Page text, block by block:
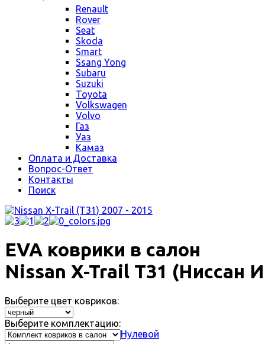
Renault
Rover
Seat
Skoda
Smart
Ssang Yong
Subaru
Suzuki
Toyota
Volkswagen
Volvo
Газ
Уаз
Камаз
Оплата и Доставка
Вопрос-Ответ
Контакты
Поиск
EVA коврики в салон
Nissan X-Trail T31 (Ниссан
Выберите цвет ковриков:
Выберите комплектацию:
Нулевой